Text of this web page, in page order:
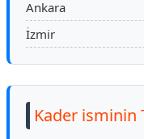
Ankara
İzmir
Kader isminin